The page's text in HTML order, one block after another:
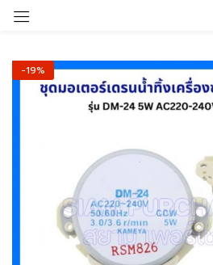
-19%